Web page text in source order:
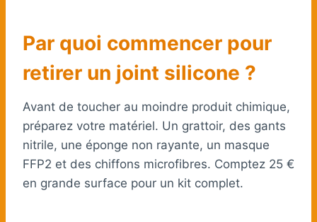
Par quoi commencer pour
retirer un joint silicone ?
Avant de toucher au moindre produit chimique,
préparez votre matériel. Un grattoir, des gants
nitrile, une éponge non rayante, un masque
FFP2 et des chiffons microfibres. Comptez 25 €
en grande surface pour un kit complet.